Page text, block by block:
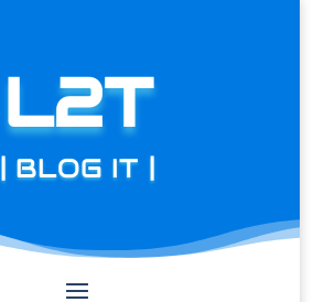
L2T
| BLOG IT |